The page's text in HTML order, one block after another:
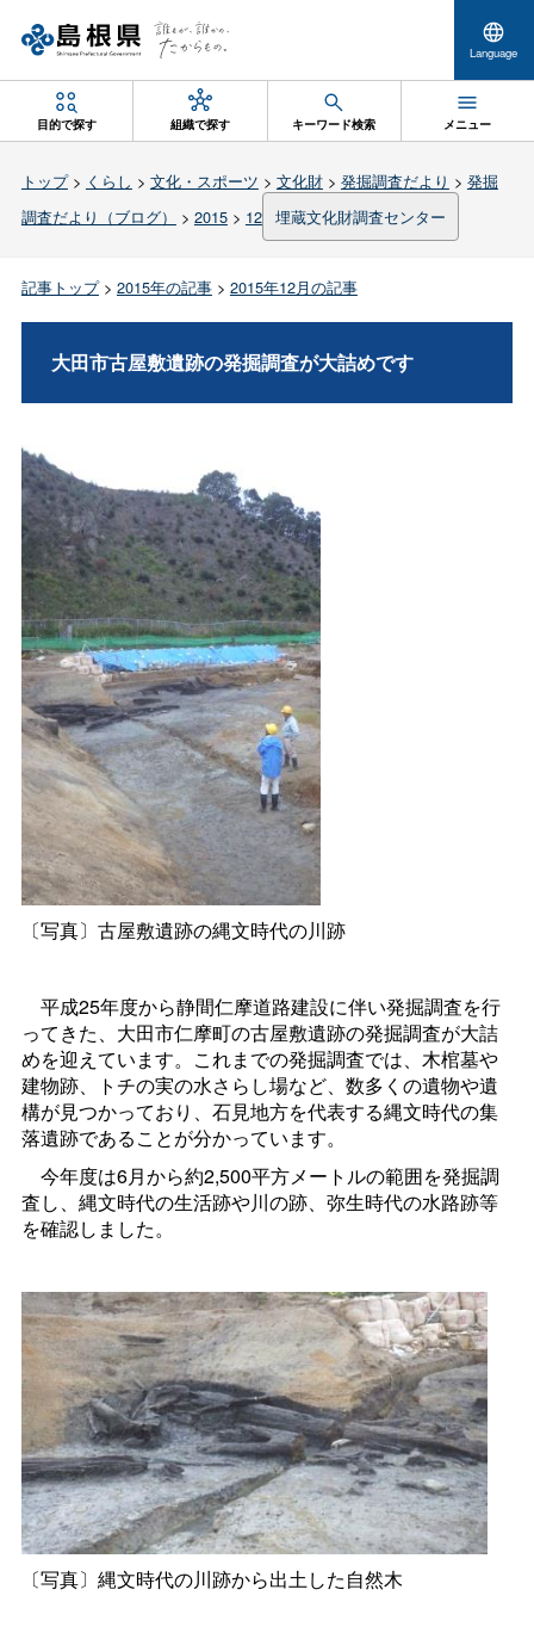
Language
目的で探す 組織で探す キーワード検索 メニュー
トップ> くらし > 文化・スポーツ > 文化財> 発掘調査だより > 発掘
調査だより（ブログ）
> 2015> 12 埋蔵文化財調査センター
記事トップ> 2015年の記事> 2015年12月の記事
大田市古屋敷遺跡の発掘調査が大詰めです
〔写真〕古屋敷遺跡の縄文時代の川跡
平成25年度から静間仁摩道路建設に伴い発掘調査を行
ってきた、大田市仁摩町の古屋敷遺跡の発掘調査が大詰
めを迎えています。これまでの発掘調査では、木棺墓や
建物跡、トチの実の水さらし場など、数多くの遺物や遺
構が見つかっており、石見地方を代表する縄文時代の集
落遺跡であることが分かっています。
今年度は6月から約2,500平方メートルの範囲を発掘調
査し、縄文時代の生活跡や川の跡、弥生時代の水路跡等
を確認しました。
〔写真〕縄文時代の川跡から出土した自然木